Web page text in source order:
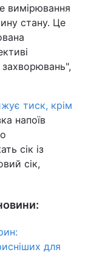
вимірювання
стану. Це
тиск, крім
напоїв
сік із
сік,
для